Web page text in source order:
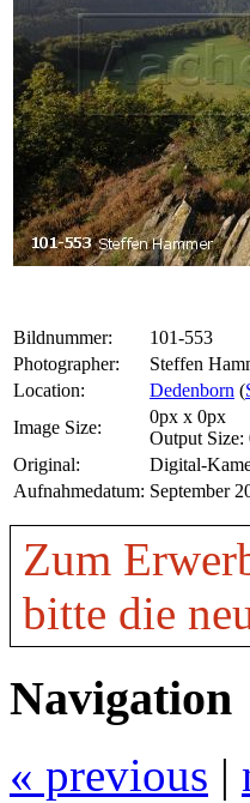
Bildnummer:
101-553
Photographer:
Steffen
Location:
Dedenborn (
Image Size:
0px x 0px
Output Size:
Original:
Digital-
Aufnahmedatum: September
Zum
bitte die
Navigation
« previous |